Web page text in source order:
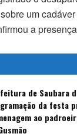
um
a
de Saubara
da festa
ao